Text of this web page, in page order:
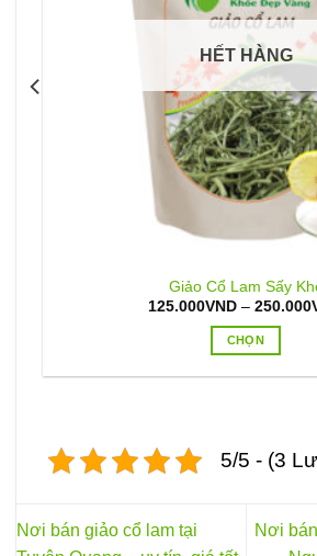
HẾT HÀNG
Giảo Cổ Lam Sấy
125.000VND – 250.000
CHỌN
nhiều
Các
5/5 - (3
Nơi bán giảo cổ lam tại
Nơi